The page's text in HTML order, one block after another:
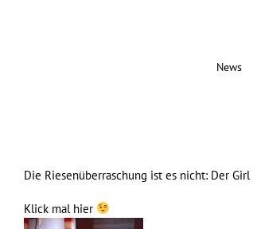
News
Die Riesenüberraschung ist es nicht: Der Girl
Klick mal hier